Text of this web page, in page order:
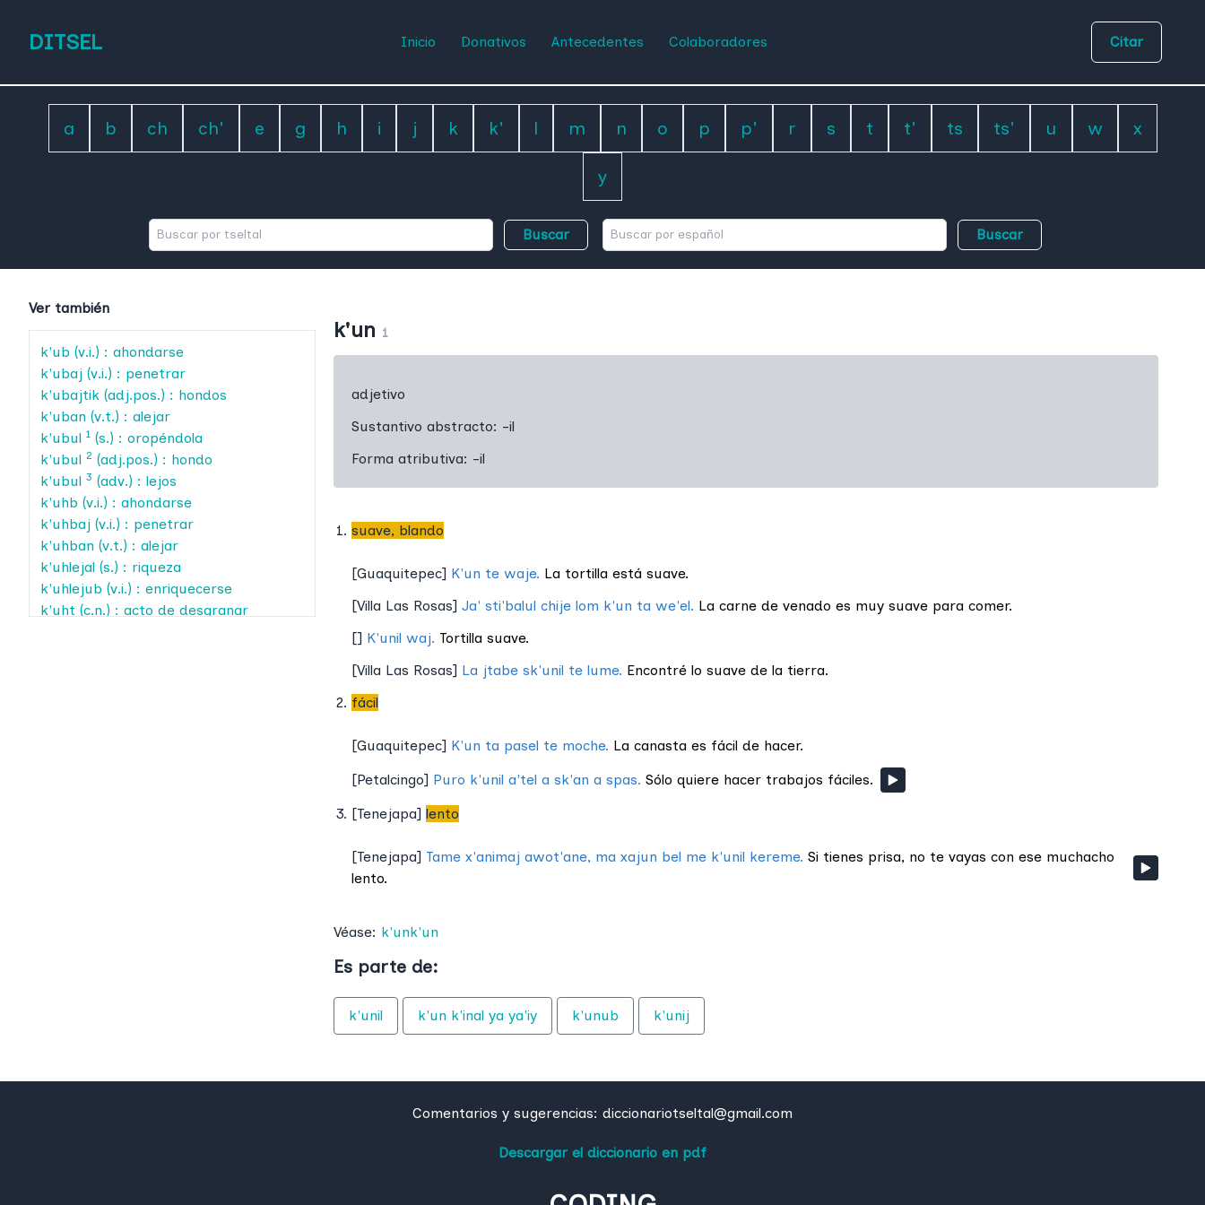
DITSEL Inicio Donativos Antecedentes Colaboradores Citar
a b ch ch' e g h i j k k' l m n o p p' r s t t' ts ts' u w x
y
Buscar Buscar
Ver también
k'ub (v.i.) : ahondarse
k'ubaj (v.i.) : penetrar
k'ubajtik (adj.pos.) : hondos
k'uban (v.t.) : alejar
k'ubul 1 (s.) : oropéndola
k'ubul 2 (adj.pos.) : hondo
k'ubul 3 (adv.) : lejos
k'uhb (v.i.) : ahondarse
k'uhbaj (v.i.) : penetrar
k'uhban (v.t.) : alejar
k'uhlejal (s.) : riqueza
k'uhlejub (v.i.) : enriquecerse
k'uht (c.n.) : acto de desgranar
k'ujub(v.i.) : ponerse clueca
k'un 1
adjetivo
Sustantivo abstracto: -il
Forma atributiva: -il
suave, blando
[Guaquitepec] K'un te waje. La tortilla está suave.
[Villa Las Rosas] Ja' sti'balul chije lom k'un ta we'el. La carne de venado es muy suave para comer.
[] K'unil waj. Tortilla suave.
[Villa Las Rosas] La jtabe sk'unil te lume. Encontré lo suave de la tierra.
fácil
[Guaquitepec] K'un ta pasel te moche. La canasta es fácil de hacer.
[Petalcingo] Puro k'unil a'tel a sk'an a spas. Sólo quiere hacer trabajos fáciles.
[Tenejapa] lento
[Tenejapa] Tame x'animaj awot'ane, ma xajun bel me k'unil kereme. Si tienes prisa, no te vayas con ese muchacho
lento.
Véase: k'unk'un
Es parte de:
k'unil k'un k'inal ya ya'iy k'unub k'unij
Comentarios y sugerencias: diccionariotseltal@gmail.com
Descargar el diccionario en pdf